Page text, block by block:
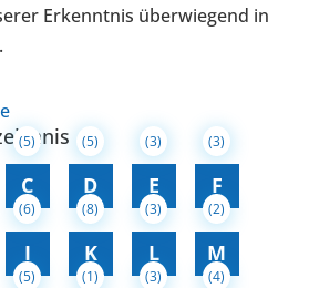
Erkenntnis überwiegend in
C
(5)
D
(5)
E
(3)
F
(3)
I
(6)
K
(8)
L
(3)
M
(2)
(5) (1) (3) (4)